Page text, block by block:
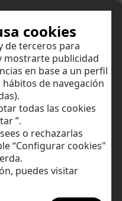
cookies
de terceros para
mostrarte publicidad
en base a un perfil
de navegación
todas las cookies
”.
o rechazarlas
“Configurar cookies"
puedes visitar
ahorros
a lo que te
aguas tranquilas.